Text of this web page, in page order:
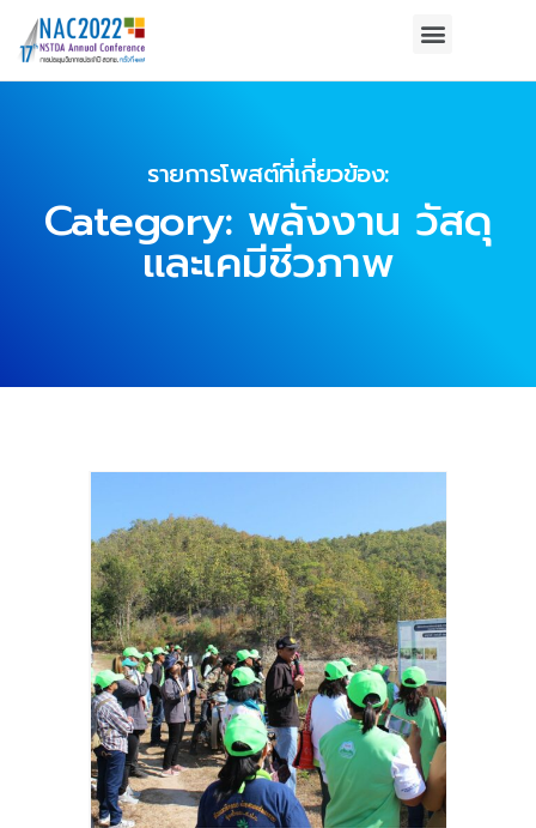
รายการโพสต์ที่เกี่ยวข้อง:
Category: พลังงาน วัสดุ
และเคมีชีวภาพ